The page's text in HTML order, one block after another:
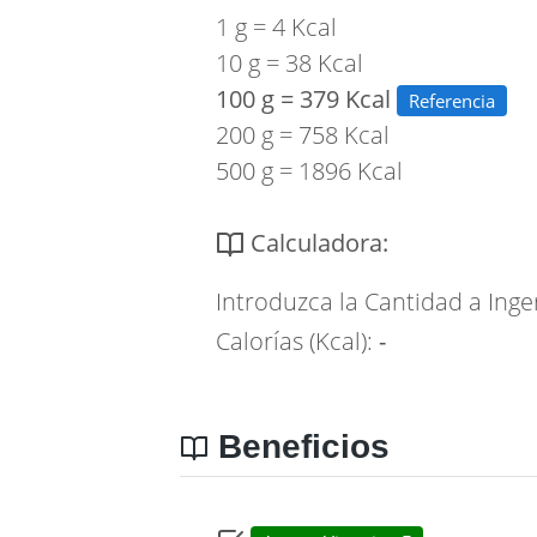
1 g = 4 Kcal
10 g = 38 Kcal
100 g = 379 Kcal
Referencia
200 g = 758 Kcal
500 g = 1896 Kcal
Calculadora:
Introduzca la Cantidad a
Calorías (Kcal): -
Beneficios